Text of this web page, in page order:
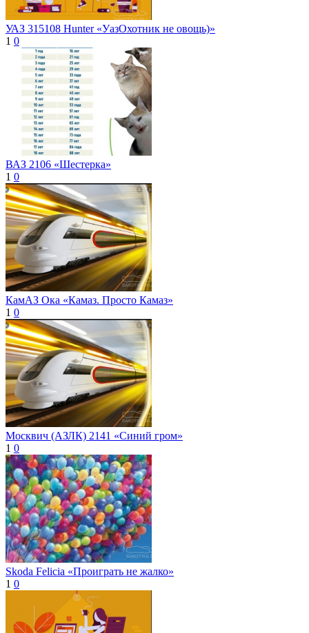
УАЗ 315108 Hunter «УазОхотник не овощь)»
1 0
ВАЗ 2106 «Шестерка»
1 0
КамАЗ Ока «Камаз. Просто Камаз»
1 0
Москвич (АЗЛК) 2141 «Синий гром»
1 0
Skoda Felicia «Проиграть не жалко»
1 0